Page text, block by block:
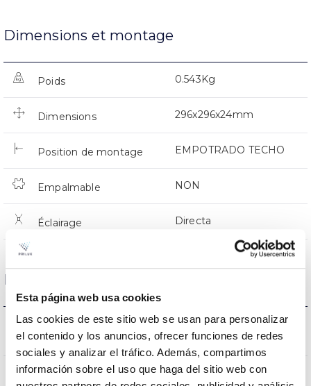
Esta página web usa cookies
Las cookies de este sitio web se usan para personalizar
el contenido y los anuncios, ofrecer funciones de redes
sociales y analizar el tráfico. Además, compartimos
información sobre el uso que haga del sitio web con
Dimensions et montage
Poids 0.543Kg
Dimensions 296x296x24mm
Position de montage EMPOTRADO TECHO
Empalmable NON
Éclairage Directa
Données optiques
Température de coleur
3000K-4000K-
6500K
CRI Indice de rendu des
80